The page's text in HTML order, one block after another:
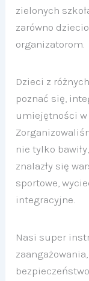
zielonych
zarówno
organizatorom.
Dzieci z
poznać się,
umiejętności
nie tylko
znalazły się
sportowe,
integracyjne.
Nasi super